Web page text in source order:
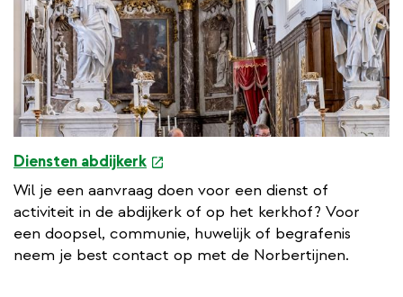
Diensten abdijkerk
e
x
Wil je een aanvraag doen voor een dienst of
activiteit in de abdijkerk of op het kerkhof? Voor
een doopsel, communie, huwelijk of begrafenis
neem je best contact op met de Norbertijnen.